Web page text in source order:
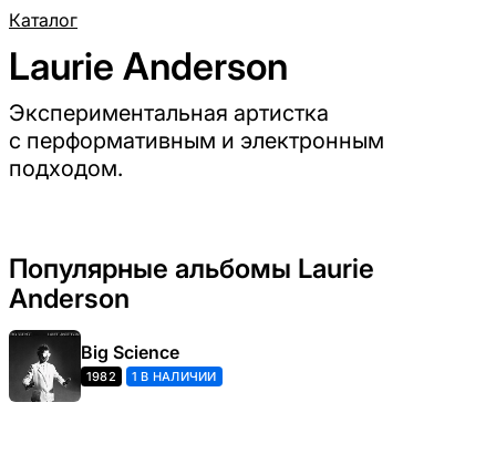
Каталог
Laurie Anderson
Экспериментальная артистка
с перформативным и электронным
подходом.
Популярные альбомы Laurie
Anderson
Big Science
1982 1 В НАЛИЧИИ